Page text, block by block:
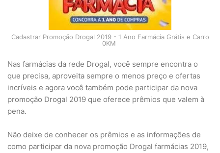
Cadastrar Promoção Drogal 2019 - 1 Ano Farmácia Grátis e Carro
0KM
Nas farmácias da rede Drogal, você sempre encontra o
que precisa, aproveita sempre o menos preço e ofertas
incríveis e agora você também pode participar da nova
promoção Drogal 2019 que oferece prêmios que valem à
pena.
Não deixe de conhecer os prêmios e as informações de
como participar da nova promoção Drogal farmácias 2019,